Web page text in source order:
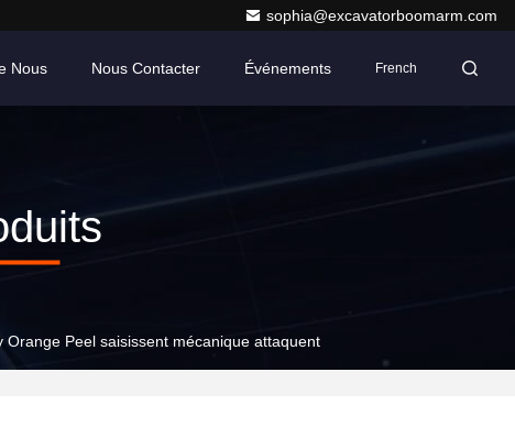
sophia@excavatorboomarm.com
Nous Nous Contacter Événements French
Orange Peel saisissent mécanique attaquent